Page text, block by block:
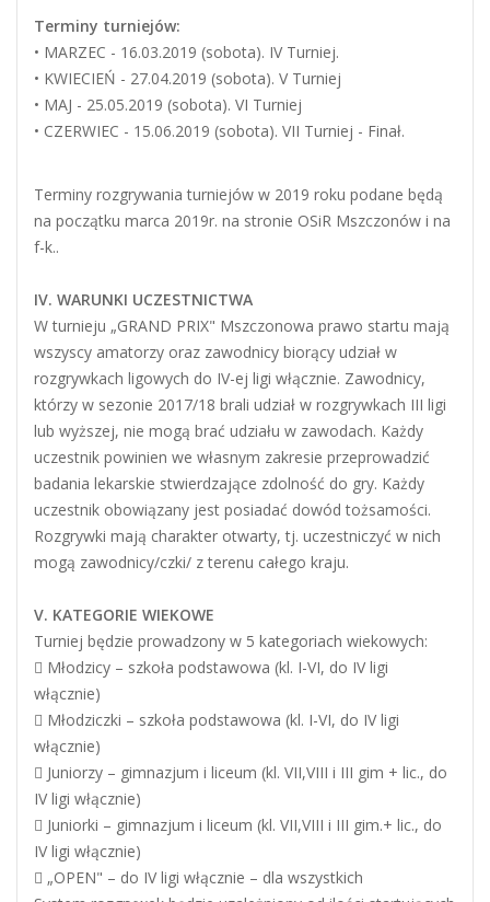
Terminy turniejów:
• MARZEC - 16.03.2019 (sobota). IV Turniej.
• KWIECIEŃ - 27.04.2019 (sobota). V Turniej
• MAJ - 25.05.2019 (sobota). VI Turniej
• CZERWIEC - 15.06.2019 (sobota). VII Turniej - Finał.
Terminy rozgrywania turniejów w 2019 roku podane będą
na początku marca 2019r. na stronie OSiR Mszczonów i na
f-k..
IV. WARUNKI UCZESTNICTWA
W turnieju „GRAND PRIX" Mszczonowa prawo startu mają
wszyscy amatorzy oraz zawodnicy biorący udział w
rozgrywkach ligowych do IV-ej ligi włącznie. Zawodnicy,
którzy w sezonie 2017/18 brali udział w rozgrywkach III ligi
lub wyższej, nie mogą brać udziału w zawodach. Każdy
uczestnik powinien we własnym zakresie przeprowadzić
badania lekarskie stwierdzające zdolność do gry. Każdy
uczestnik obowiązany jest posiadać dowód tożsamości.
Rozgrywki mają charakter otwarty, tj. uczestniczyć w nich
mogą zawodnicy/czki/ z terenu całego kraju.
V. KATEGORIE WIEKOWE
Turniej będzie prowadzony w 5 kategoriach wiekowych:
 Młodzicy – szkoła podstawowa (kl. I-VI, do IV ligi
włącznie)
 Młodziczki – szkoła podstawowa (kl. I-VI, do IV ligi
włącznie)
 Juniorzy – gimnazjum i liceum (kl. VII,VIII i III gim + lic., do
IV ligi włącznie)
 Juniorki – gimnazjum i liceum (kl. VII,VIII i III gim.+ lic., do
IV ligi włącznie)
 „OPEN" – do IV ligi włącznie – dla wszystkich